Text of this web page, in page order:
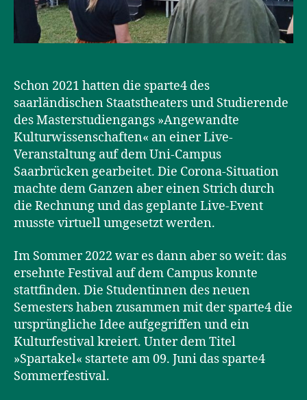
Schon 2021 hatten die sparte4 des
saarländischen Staatstheaters und Studierende
des Masterstudiengangs »Angewandte
Kulturwissenschaften« an einer Live-
Veranstaltung auf dem Uni-Campus
Saarbrücken gearbeitet. Die Corona-Situation
machte dem Ganzen aber einen Strich durch
die Rechnung und das geplante Live-Event
musste virtuell umgesetzt werden.
Im Sommer 2022 war es dann aber so weit: das
ersehnte Festival auf dem Campus konnte
stattfinden. Die Studentinnen des neuen
Semesters haben zusammen mit der sparte4 die
ursprüngliche Idee aufgegriffen und ein
Kulturfestival kreiert. Unter dem Titel
»Spartakel« startete am 09. Juni das sparte4
Sommerfestival.